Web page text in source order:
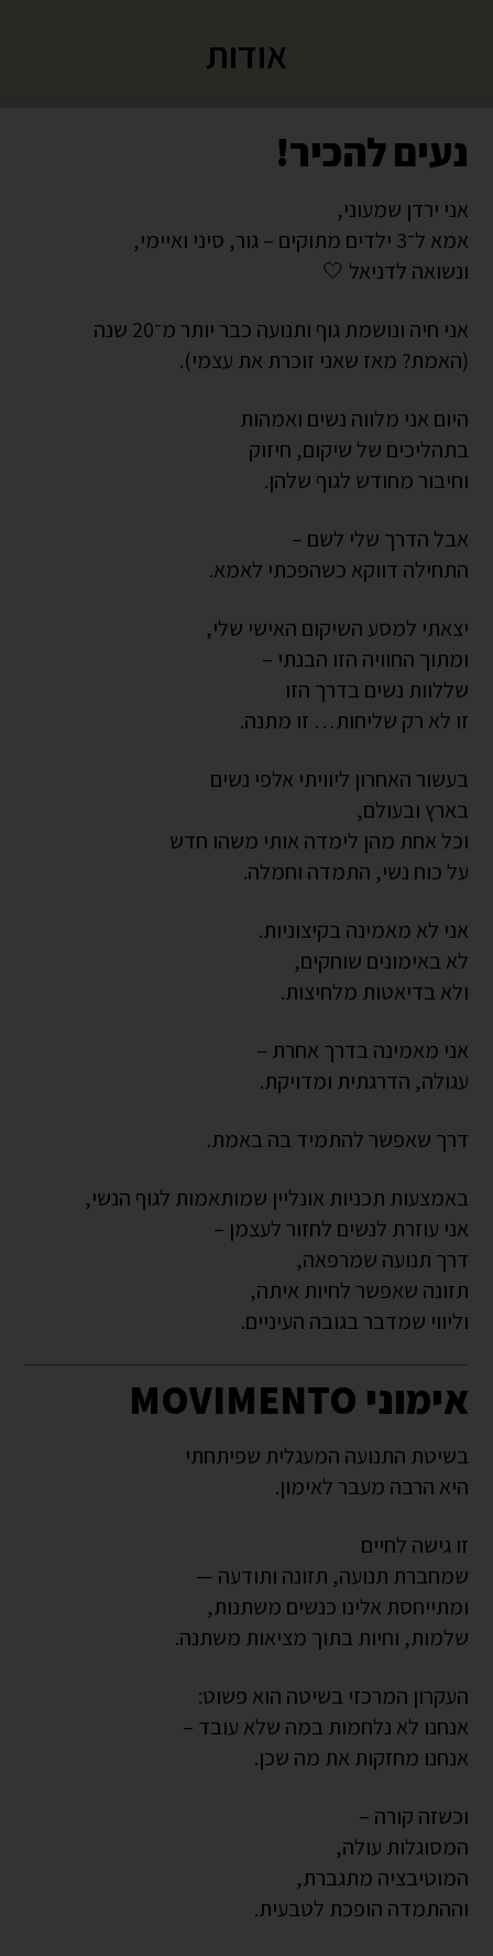
אודות
נעים להכיר!
אני ירדן שמעוני,
אמא ל־3 ילדים מתוקים – גור, סיני ואיימי,
ונשואה לדניאל 🤍
אני חיה ונושמת גוף ותנועה כבר יותר מ־20 שנה
(האמת? מאז שאני זוכרת את עצמי).
היום אני מלווה נשים ואמהות
בתהליכים של שיקום, חיזוק
וחיבור מחודש לגוף שלהן.
אבל הדרך שלי לשם –
התחילה דווקא כשהפכתי לאמא.
יצאתי למסע השיקום האישי שלי,
ומתוך החוויה הזו הבנתי –
שללוות נשים בדרך הזו
זו לא רק שליחות… זו מתנה.
בעשור האחרון ליוויתי אלפי נשים
בארץ ובעולם,
וכל אחת מהן לימדה אותי משהו חדש
על כוח נשי, התמדה וחמלה.
אני לא מאמינה בקיצוניות.
לא באימונים שוחקים,
ולא בדיאטות מלחיצות.
אני מאמינה בדרך אחרת –
עגולה, הדרגתית ומדויקת.
דרך שאפשר להתמיד בה באמת.
באמצעות תכניות אונליין שמותאמות לגוף הנשי,
אני עוזרת לנשים לחזור לעצמן –
דרך תנועה שמרפאה,
תזונה שאפשר לחיות איתה,
וליווי שמדבר בגובה העיניים.
אימוני MOVIMENTO
בשיטת התנועה המעגלית שפיתחתי
היא הרבה מעבר לאימון.
זו גישה לחיים
שמחברת תנועה, תזונה ותודעה —
ומתייחסת אלינו כנשים משתנות,
שלמות, וחיות בתוך מציאות משתנה.
העקרון המרכזי בשיטה הוא פשוט:
אנחנו לא נלחמות במה שלא עובד –
אנחנו מחזקות את מה שכן.
וכשזה קורה –
המסוגלות עולה,
המוטיבציה מתגברת,
וההתמדה הופכת לטבעית.